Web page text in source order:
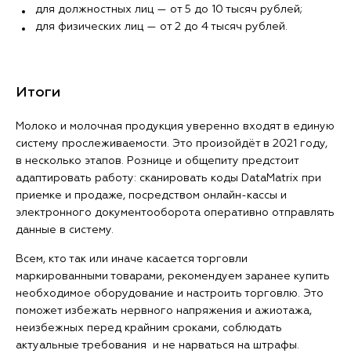
для должностных лиц — от 5 до 10 тысяч рублей;
для физических лиц — от 2 до 4 тысяч рублей.
Итоги
Молоко и молочная продукция уверенно входят в единую
систему прослеживаемости. Это произойдёт в 2021 году,
в несколько этапов. Рознице и общепиту предстоит
адаптировать работу: сканировать коды DataMatrix при
приемке и продаже, посредством онлайн-кассы и
электронного документооборота оперативно отправлять
данные в систему.
Всем, кто так или иначе касается торговли
маркированными товарами, рекомендуем заранее купить
необходимое оборудование и настроить торговлю. Это
поможет избежать нервного напряжения и ажиотажа,
неизбежных перед крайним сроками, соблюдать
актуальные требования и не нарваться на штрафы.